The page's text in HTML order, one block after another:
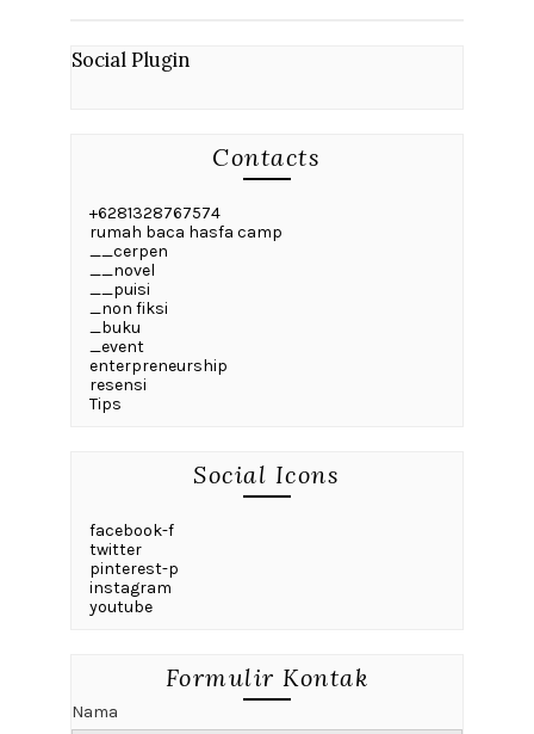
Social Plugin
Contacts
+6281328767574
rumah baca hasfa camp
__cerpen
__novel
__puisi
_non fiksi
_buku
_event
enterpreneurship
resensi
Tips
Social Icons
facebook-f
twitter
pinterest-p
instagram
youtube
Formulir Kontak
Nama